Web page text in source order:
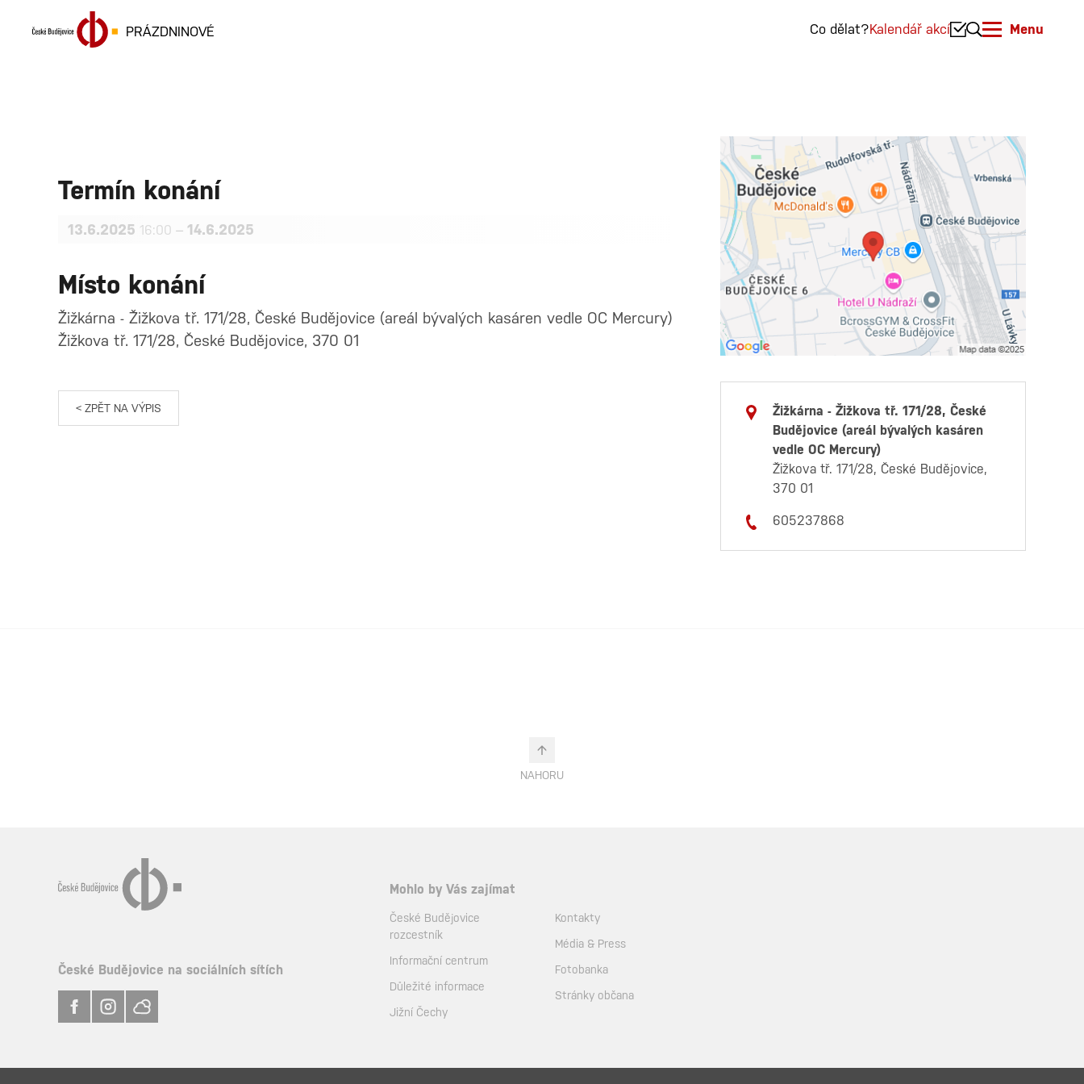
PRÁZDNINOVÉ Co dělat?Kalendář akcí Menu
Termín konání
13.6.2025 16:00 – 14.6.2025
Místo konání
Žižkárna - Žižkova tř. 171/28, České Budějovice (areál bývalých kasáren vedle OC Mercury)
Žižkova tř. 171/28, České Budějovice, 370 01
< ZPĚT NA VÝPIS
Žižkárna - Žižkova tř. 171/28, České
Budějovice (areál bývalých kasáren
vedle OC Mercury)
Žižkova tř. 171/28, České Budějovice,
370 01
605237868
NAHORU
České Budějovice na sociálních sítích
Mohlo by Vás zajímat
České Budějovice
rozcestník
Informační centrum
Důležité informace
Jižní Čechy
Kontakty
Média & Press
Fotobanka
Stránky občana